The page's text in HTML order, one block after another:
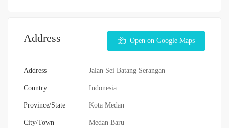
Address Open on Google Maps
Address Jalan Sei Batang Serangan
Country Indonesia
Province/State Kota Medan
City/Town Medan Baru